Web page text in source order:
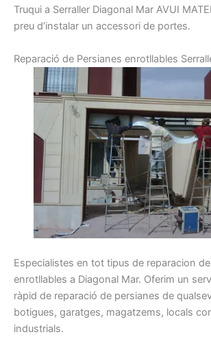
Truqui a Serraller Diagonal Mar AVUI
preu d’instalar un accessori de portes.
Reparació de Persianes enrotllables
Especialistes en tot tipus de reparacion de
enrotllables a Diagonal Mar. Oferim un
ràpid de reparació de persianes de
botigues, garatges, magatzems, locals
industrials.